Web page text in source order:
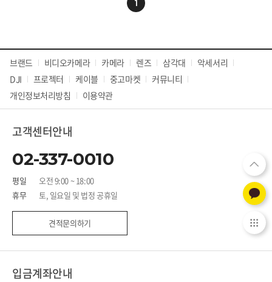
1
브랜드 비디오카메라 카메라 렌즈 삼각대
악세서리
DJI
프로젝터 케이블 중고마켓
커뮤니티
개인정보처리방침
이용약관
고객센터안내
02-337-0010
평일
오전 9:00 ~ 18:00
휴무
토, 일요일 및 법정 공휴일
견적문의하기
입금계좌안내